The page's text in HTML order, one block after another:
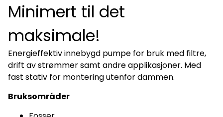
Minimert til det
maksimale!
Energieffektiv innebygd pumpe for bruk med filtre,
drift av strømmer samt andre applikasjoner. Med
fast stativ for montering utenfor dammen.
Bruksområder